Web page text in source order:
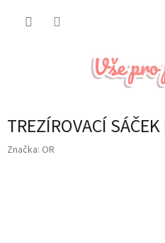
TREZÍROVACÍ
Značka: OR